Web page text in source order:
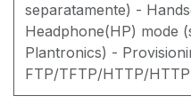
separatamente) -
Headphone(HP) mode
Plantronics) -
FTP/TFTP/HTTP/